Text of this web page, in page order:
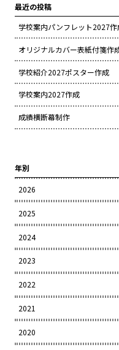
最近の投稿
学校案内パンフレット2027作
オリジナルカバー表紙付箋作
学校紹介2027ポスター作成
学校案内2027作成
成績横断幕制作
年別
2026
2025
2024
2023
2022
2021
2020